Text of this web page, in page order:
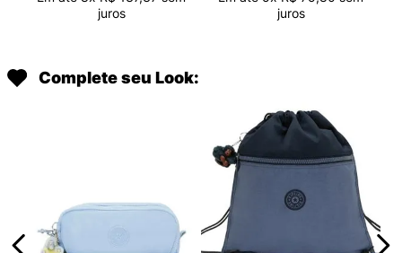
juros
juros
Complete seu Look: